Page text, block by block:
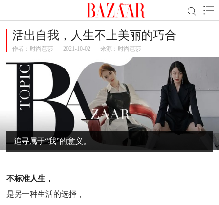
活出自我，人生不止美丽的巧合
作者： 时尚芭莎 2021-10-02 来源：时尚芭莎
追寻属于“我”的意义。
不标准人生，
是另一种生活的选择，